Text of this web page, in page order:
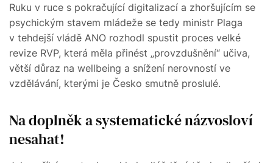
Ruku v ruce s pokračující digitalizací a zhoršujícím se
psychickým stavem mládeže se tedy ministr Plaga
v tehdejší vládě ANO rozhodl spustit proces velké
revize RVP, která měla přinést „provzdušnění“ učiva,
větší důraz na wellbeing a snížení nerovností ve
vzdělávání, kterými je Česko smutně proslulé.
Na doplněk a systematické názvosloví
nesahat!